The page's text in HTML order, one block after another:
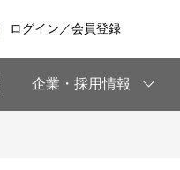
ログイン／会員登録
企業・採用情報